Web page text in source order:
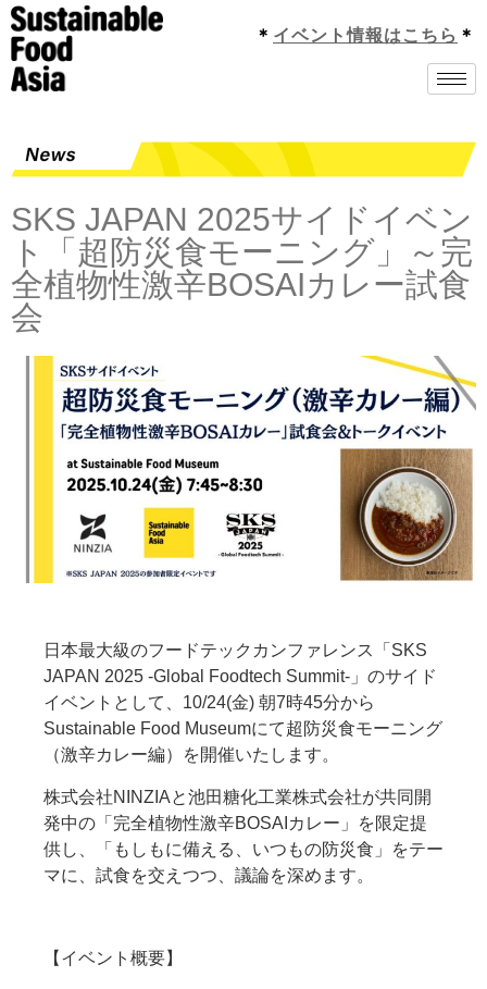
＊ イベント情報はこちら ＊
SKS JAPAN 2025サイドイベン
ト「超防災食モーニング」～完
全植物性激辛BOSAIカレー試食
会
日本最大級のフードテックカンファレンス「SKS
JAPAN 2025 -Global Foodtech Summit-」のサイド
イベントとして、10/24(金) 朝7時45分から
Sustainable Food Museumにて超防災食モーニング
（激辛カレー編）を開催いたします。
株式会社NINZIAと池田糖化工業株式会社が共同開
発中の「完全植物性激辛BOSAIカレー」を限定提
供し、「もしもに備える、いつもの防災食」をテー
マに、試食を交えつつ、議論を深めます。
【イベント概要】